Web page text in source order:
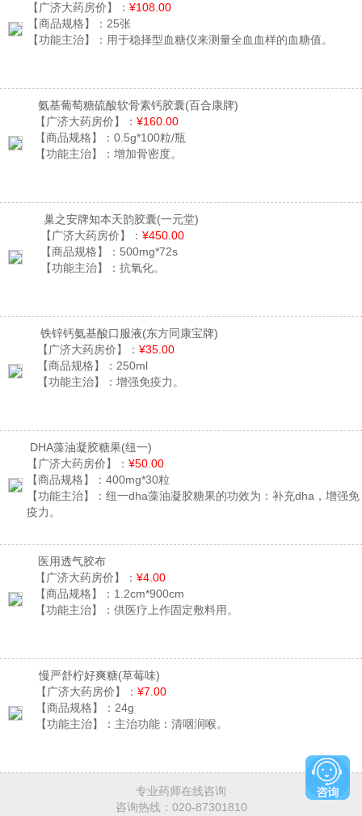
【广济大药房价】： ¥108.00
【商品规格】： 25张
【功能主治】： 用于稳择型血糖仪来测量全血血样的血糖值。
氨基葡萄糖硫酸软骨素钙胶囊(百合康牌)
【广济大药房价】： ¥160.00
【商品规格】： 0.5g*100粒/瓶
【功能主治】： 增加骨密度。
巢之安牌知本天韵胶囊(一元堂)
【广济大药房价】： ¥450.00
【商品规格】： 500mg*72s
【功能主治】： 抗氧化。
铁锌钙氨基酸口服液(东方同康宝牌)
【广济大药房价】： ¥35.00
【商品规格】： 250ml
【功能主治】： 增强免疫力。
DHA藻油凝胶糖果(纽一)
【广济大药房价】： ¥50.00
【商品规格】： 400mg*30粒
【功能主治】： 纽一dha藻油凝胶糖果的功效为：补充dha，增强免
疫力。
医用透气胶布
【广济大药房价】： ¥4.00
【商品规格】： 1.2cm*900cm
【功能主治】： 供医疗上作固定敷料用。
慢严舒柠好爽糖(草莓味)
【广济大药房价】： ¥7.00
【商品规格】： 24g
【功能主治】： 主治功能：清咽润喉。
专业药师在线咨询
咨询热线： 020-87301810